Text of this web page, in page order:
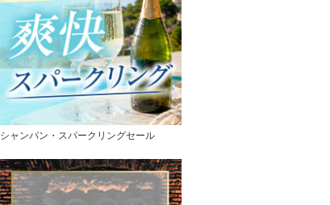
シャンパン・スパークリングセール